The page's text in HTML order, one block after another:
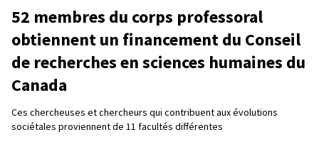
52 membres du corps professoral
obtiennent un financement du Conseil
de recherches en sciences humaines du
Canada
Ces chercheuses et chercheurs qui contribuent aux évolutions
sociétales proviennent de 11 facultés différentes